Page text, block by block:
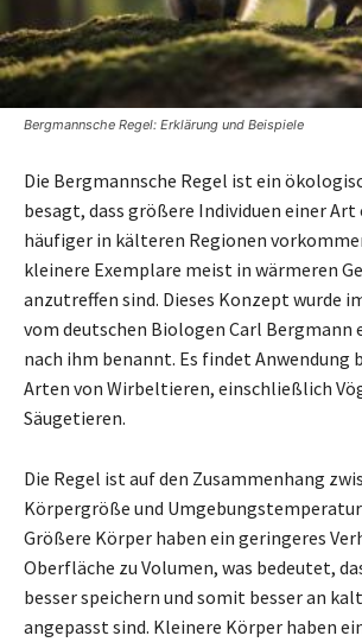
Bergmannsche Regel: Erklärung und Beispiele
Die Bergmannsche Regel ist ein
besagt, dass größere Individuen einer Art
häufiger in kälteren Regionen
kleinere Exemplare meist in wärmeren
anzutreffen sind. Dieses Konzept wurde
vom deutschen Biologen Carl Bergmann
nach ihm benannt. Es findet Anwendung
Arten von Wirbeltieren, einschließlich
Säugetieren.
Die Regel ist auf den Zusammenhang
Körpergröße und
Größere Körper haben ein geringeres
Oberfläche zu Volumen, was bedeutet,
besser speichern und somit besser an
angepasst sind. Kleinere Körper haben